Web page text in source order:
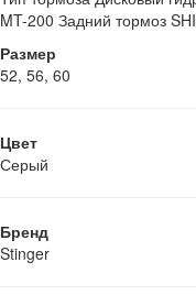
MT-200 Задний тормоз
Размер
52, 56, 60
Цвет
Серый
Бренд
Stinger